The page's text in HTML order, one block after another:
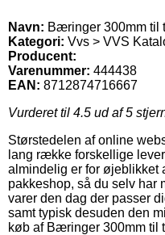
Navn: Bæringer 300mm til
Kategori: Vvs > VVS
Producent:
Varenummer: 444438
EAN: 8712874716667
Vurderet til 4.5 ud af 5
Størstedelen af online
lang række forskellige
almindelig er for øjeblikket
pakkeshop, så du selv har
varer den dag der passer
samt typisk desuden den
køb af Bæringer 300mm til